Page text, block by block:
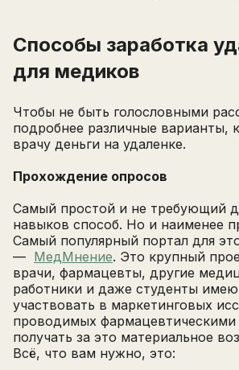
Способы заработка
для медиков
Чтобы не быть голословными
подробнее различные варианты,
врачу деньги на удаленке.
Прохождение опросов
Самый простой и не требующий
навыков способ. Но и наименее
Самый популярный портал для
— МедМнение. Это крупный
врачи, фармацевты, другие
работники и даже студенты
участвовать в маркетинговых
проводимых
получать за это материальное
Всё, что вам нужно, это: